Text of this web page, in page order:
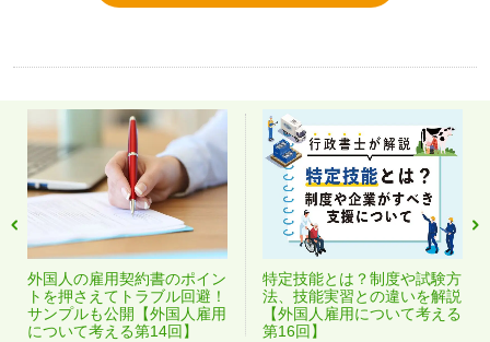
外国人の雇用契約書のポイン
トを押さえてトラブル回避！
サンプルも公開【外国人雇用
について考える第14回】
特定技能とは？制度や試験方
法、技能実習との違いを解説
【外国人雇用について考える
第16回】